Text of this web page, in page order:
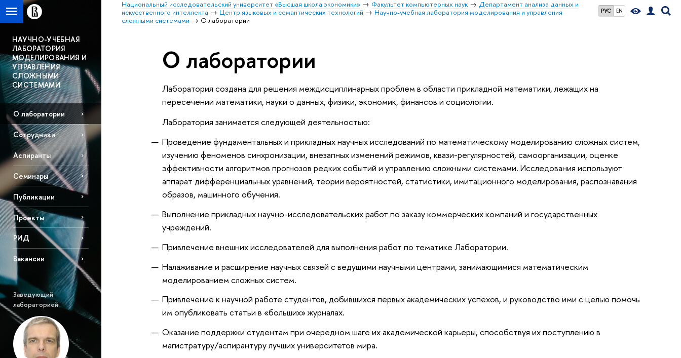
РУС EN
Национальный исследовательский университет «Высшая школа экономики» Факультет компьютерных наук
Департамент анализа данных и
искусственного интеллекта
Центр языковых и семантических технологий
Научно-учебная лаборатория моделирования и управления
сложными системами
О лаборатории
НАУЧНО-УЧЕБНАЯ
ЛАБОРАТОРИЯ
МОДЕЛИРОВАНИЯ И
УПРАВЛЕНИЯ
СЛОЖНЫМИ
СИСТЕМАМИ
О лаборатории
Сотрудники
Аспиранты
Семинары
Публикации
Проекты
РИД
Вакансии
Заведующий
лабораторией
О лаборатории
Лаборатория создана для решения междисциплинарных проблем в области прикладной математики, лежащих на
пересечении математики, науки о данных, физики, экономик, финансов и социологии.
Лаборатория занимается следующей деятельностью:
Проведение фундаментальных и прикладных научных исследований по математическому моделированию сложных систем,
изучению феноменов синхронизации, внезапных изменений режимов, квази-регулярностей, самоорганизации, оценке
эффективности алгоритмов прогнозов редких событий и управлению сложными системами. Исследования используют
аппарат дифференциальных уравнений, теории вероятностей, статистики, имитационного моделирования, распознавания
образов, машинного обучения.
Выполнение прикладных научно-исследовательских работ по заказу коммерческих компаний и государственных
учреждений.
Привлечение внешних исследователей для выполнения работ по тематике Лаборатории.
Налаживание и расширение научных связей с ведущими научными центрами, занимающимися математическим
моделированием сложных систем.
Привлечение к научной работе студентов, добившихся первых академических успехов, и руководство ими с целью помочь
им опубликовать статьи в «больших» журналах.
Оказание поддержки студентам при очередном шаге их академической карьеры, способствуя их поступлению в
магистратуру/аспирантуру лучших университетов мира.